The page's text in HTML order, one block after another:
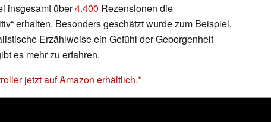
insgesamt über4.400 Rezensionen die
erhalten. Besonders geschätzt wurde zum Beispiel,
Erzählweise ein Gefühl der Geborgenheit
es mehr zu erfahren.
jetzt auf Amazon erhältlich.